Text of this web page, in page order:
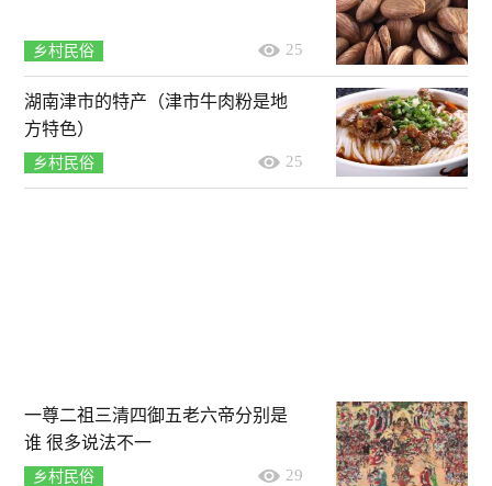
乡村民俗 25
湖南津市的特产（津市牛肉粉是地
方特色）
乡村民俗 25
一尊二祖三清四御五老六帝分别是
谁 很多说法不一
乡村民俗 29